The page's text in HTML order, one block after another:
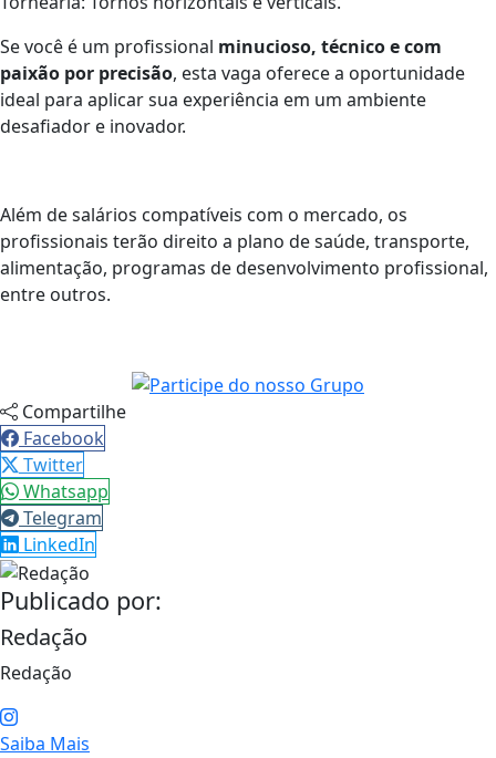
Se você é um profissional minucioso, técnico e com
paixão por precisão, esta vaga oferece a oportunidade
ideal para aplicar sua experiência em um ambiente
desafiador e inovador.
Além de salários compatíveis com o mercado, os
profissionais terão direito a plano de saúde, transporte,
alimentação, programas de desenvolvimento profissional,
entre outros.
Compartilhe
Facebook
Twitter
Whatsapp
Telegram
LinkedIn
Publicado por:
Redação
Redação
Saiba Mais